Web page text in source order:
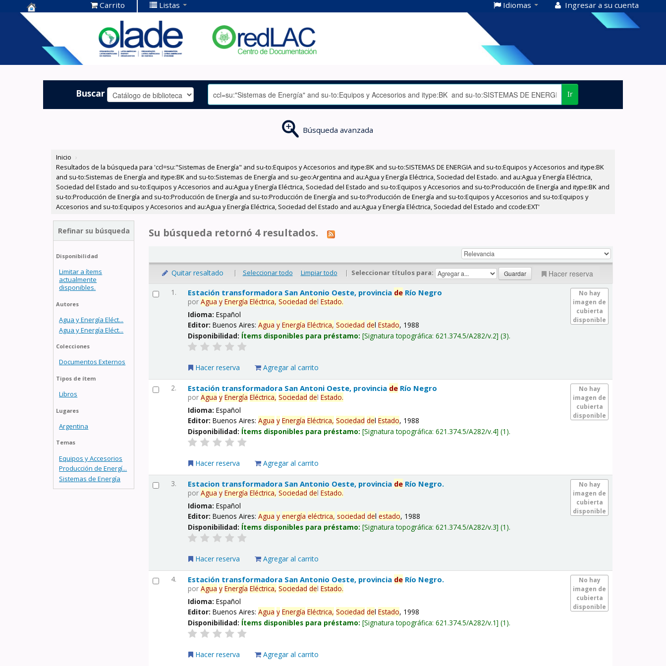
Centro de
Documentación
OLADE -
Carrito Listas Idiomas Ingresar a su cuenta
Buscar Ir
Búsqueda avanzada
Inicio ›
Resultados de la búsqueda para 'ccl=su:"Sistemas de Energía" and su-to:Equipos y Accesorios and itype:BK and su-to:SISTEMAS DE ENERGIA and su-to:Equipos y Accesorios and itype:BK
and su-to:Sistemas de Energía and itype:BK and su-to:Sistemas de Energía and su-geo:Argentina and au:Agua y Energía Eléctrica, Sociedad del Estado. and au:Agua y Energía Eléctrica,
Sociedad del Estado and su-to:Equipos y Accesorios and au:Agua y Energía Eléctrica, Sociedad del Estado and su-to:Equipos y Accesorios and su-to:Producción de Energía and itype:BK and
su-to:Producción de Energía and su-to:Producción de Energía and su-to:Producción de Energía and su-to:Producción de Energía and su-to:Equipos y Accesorios and su-to:Equipos y
Accesorios and su-to:Equipos y Accesorios and au:Agua y Energía Eléctrica, Sociedad del Estado and au:Agua y Energía Eléctrica, Sociedad del Estado and ccode:EXT'
Refinar su búsqueda
Disponibilidad
Limitar a ítems
actualmente
disponibles.
Autores
Agua y Energía Eléct...
Agua y Energía Eléct...
Colecciones
Documentos Externos
Tipos de ítem
Libros
Lugares
Argentina
Temas
Equipos y Accesorios
Producción de Energí...
Sistemas de Energía
Su búsqueda retornó 4 resultados.
Quitar resaltado | Seleccionar todo Limpiar todo | Seleccionar títulos para: Hacer reserva
1.
No hay
imagen de
cubierta
disponible
Estación transformadora San Antonio Oeste, provincia de Río Negro
porAgua y Energía Eléctrica, Sociedad delEstado.
Idioma:Español
Editor:Buenos Aires:Agua y Energía Eléctrica, Sociedad delEstado, 1988
Disponibilidad: Ítems disponibles para préstamo: Signatura topográfica:621.374.5/A282/v.2 (3).
Hacer reserva Agregar al carrito
2.
No hay
imagen de
cubierta
disponible
Estación transformadora San Antoni Oeste, provincia de Río Negro
porAgua y Energía Eléctrica, Sociedad delEstado.
Idioma:Español
Editor:Buenos Aires:Agua y Energía Eléctrica, Sociedad delEstado, 1988
Disponibilidad: Ítems disponibles para préstamo: Signatura topográfica:621.374.5/A282/v.4 (1).
Hacer reserva Agregar al carrito
3.
No hay
imagen de
cubierta
disponible
Estacion transformadora San Antonio Oeste, provincia de Río Negro.
porAgua y Energía Eléctrica, Sociedad delEstado.
Idioma:Español
Editor:Buenos Aires:Agua y energía eléctrica, sociedad delestado, 1988
Disponibilidad: Ítems disponibles para préstamo: Signatura topográfica:621.374.5/A282/v.3 (1).
Hacer reserva Agregar al carrito
4.
No hay
imagen de
cubierta
disponible
Estación transformadora San Antonio Oeste, provincia de Río Negro.
porAgua y Energía Eléctrica, Sociedad delEstado.
Idioma:Español
Editor:Buenos Aires:Agua y Energía Eléctrica, Sociedad delEstado, 1998
Disponibilidad: Ítems disponibles para préstamo: Signatura topográfica:621.374.5/A282/v.1 (1).
Hacer reserva Agregar al carrito